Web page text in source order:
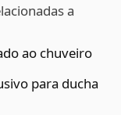
a
ao chuveiro
para ducha